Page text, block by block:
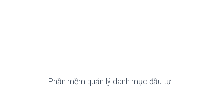
Phần mềm quản lý danh mục đầu tư